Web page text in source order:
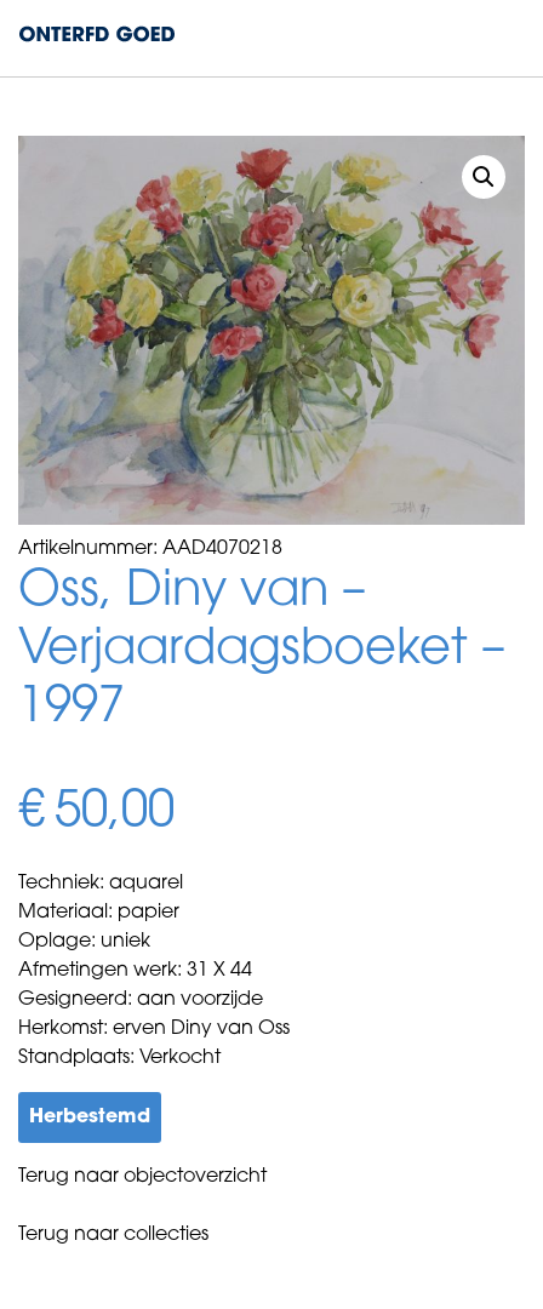
Artikelnummer: AAD4070218
Oss, Diny van –
Verjaardagsboeket –
1997
€ 50,00
Techniek: aquarel
Materiaal: papier
Oplage: uniek
Afmetingen werk: 31 X 44
Gesigneerd: aan voorzijde
Herkomst: erven Diny van Oss
Standplaats: Verkocht
Herbestemd
Terug naar objectoverzicht
Terug naar collecties